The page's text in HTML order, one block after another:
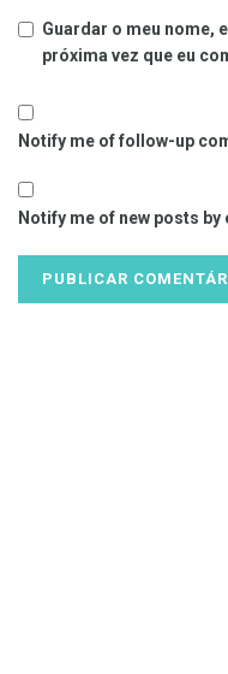
Guardar o meu nome,
próxima vez que eu
Notify me of follow-up
Notify me of new posts by